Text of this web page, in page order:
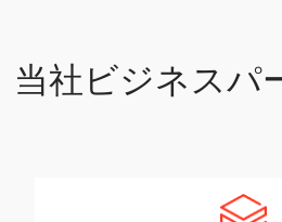
当社ビジネスパ